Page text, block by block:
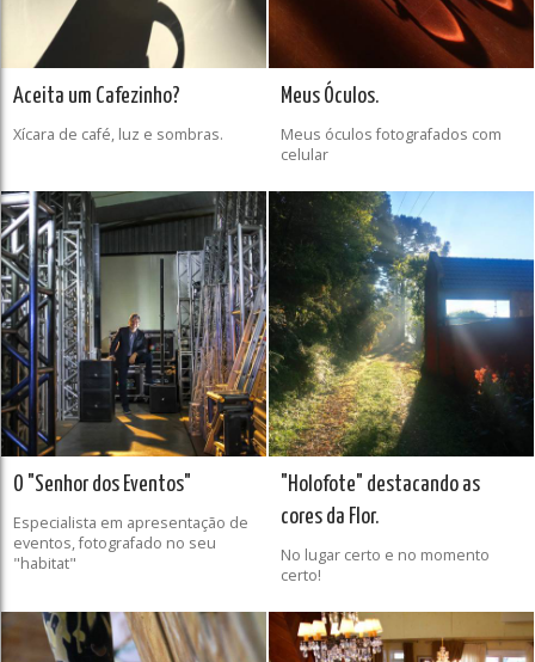
Aceita um Cafezinho?
Xícara de café, luz e sombras.
Meus Óculos.
Meus óculos fotografados com
celular
O "Senhor dos Eventos"
Especialista em apresentação de
eventos, fotografado no seu
"habitat"
"Holofote" destacando as
cores da Flor.
No lugar certo e no momento
certo!